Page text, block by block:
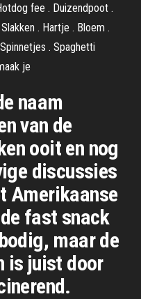
fee . Duizendpoot .
. Hartje . Bloem .
. Spaghetti
je
naam
van de
ooit en nog
discussies
Amerikaanse
fast snack
maar de
is juist door